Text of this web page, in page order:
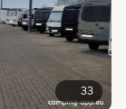
33